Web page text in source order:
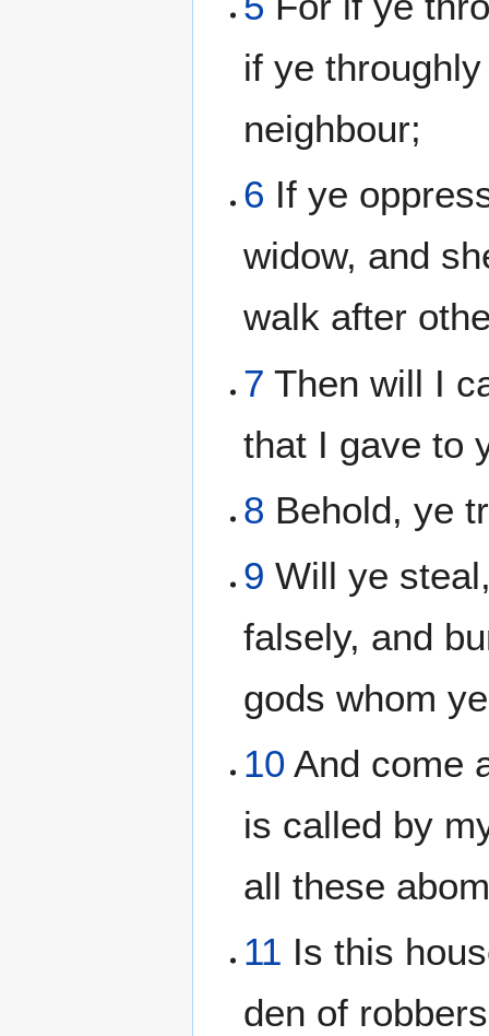
if ye
neighbour;
6 If ye
widow, and
walk after
7 Then will I
that I gave to
8 Behold, ye
9 Will ye
falsely, and
gods whom
10 And come
is called by
all these
11 Is this
den of